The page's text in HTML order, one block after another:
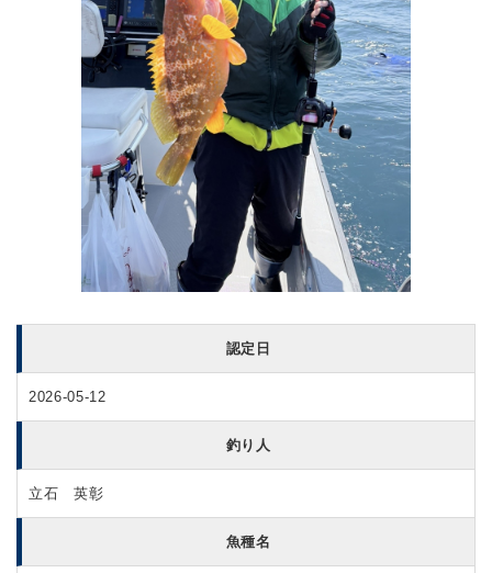
認定日
2026-05-12
釣り人
立石 英彰
魚種名